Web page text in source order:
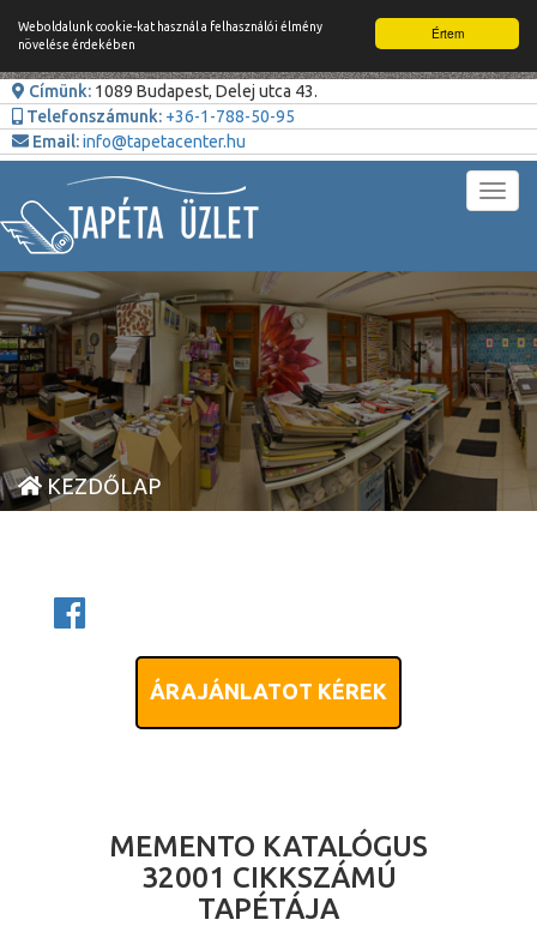
Értem
Weboldalunk cookie-kat használ a felhasználói élmény
növelése érdekében
Címünk: 1089 Budapest, Delej utca 43.
Telefonszámunk: +36-1-788-50-95
Email:info@tapetacenter.hu
KEZDŐLAP
ÁRAJÁNLATOT KÉREK
MEMENTO KATALÓGUS
32001 CIKKSZÁMÚ
TAPÉTÁJA